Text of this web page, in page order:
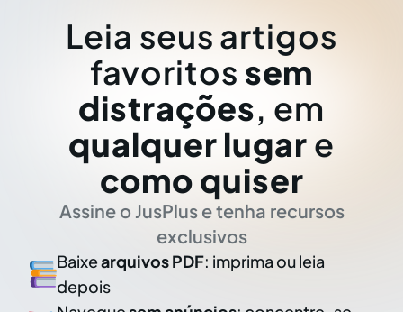
Leia seus artigos
favoritos sem
distrações, em
qualquer lugar e
como quiser
Assine o JusPlus e tenha recursos
exclusivos
Baixearquivos PDF: imprima ou leia
depois